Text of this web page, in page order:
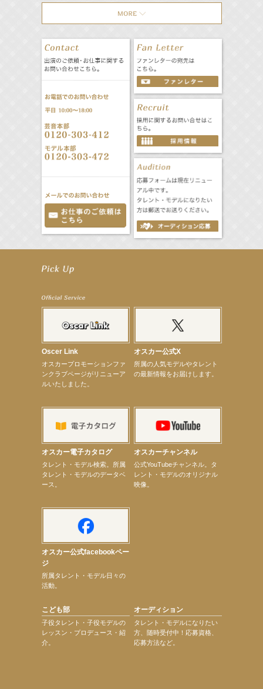
【elfin’】7thシングル『全世界』がFMたいはくでO.A.決定♪
【elfin’】7thシングル『全世界』がFM TANABEでO.A.決定♪
【昆虫ハンター牧田習】宝塚市立手塚治虫記念館トークショー＆宝塚文化芸術センター昆虫展示イ
【昆虫ハンター牧田習】8月13日（木）プライムツリー赤池「ふれあい昆虫フェスティバル」トーク
【井頭愛海】『小さなお葬式』TV-CM出演！
【定本楓馬】WEB DIGVII 連載企画『東京23時』に登場！
【髙橋ひかる】7月雑誌掲載情報
【elfin’】7thシングル『全世界』がFMふくろうでパワープレイO.A.決定
【上戸彩】「サントリードリームマッチ2026」 始球式
【elfin’】9月27日（日）「Beauty Voice Theater Reboot Vol.3」開催決定！
【本田紗来】「Ray」9月号発売中！
【宇垣美里】「マンガ【推しの子】展‐星のキセキ‐」オープニングイベント
【昆虫ハンター牧田習】7月25日（土）NHKラジオ「石丸謙二郎の山カフェ」出演
Oscer Link
オスカープロモーションファ
ンクラブページがリニューア
ルいたしました。
オスカー公式X
所属の人気モデルやタレント
の最新情報をお届けします。
オスカー電子カタログ
タレント・モデル検索。所属
タレント・モデルのデータベ
ース。
オスカーチャンネル
公式YouTubeチャンネル。タ
レント・モデルのオリジナル
映像。
オスカー公式facebookペー
ジ
所属タレント・モデル日々の
活動。
こども部
子役タレント・子役モデルの
レッスン・プロデュース・紹
介。
オーディション
タレント・モデルになりたい
方、随時受付中！応募資格、
応募方法など。